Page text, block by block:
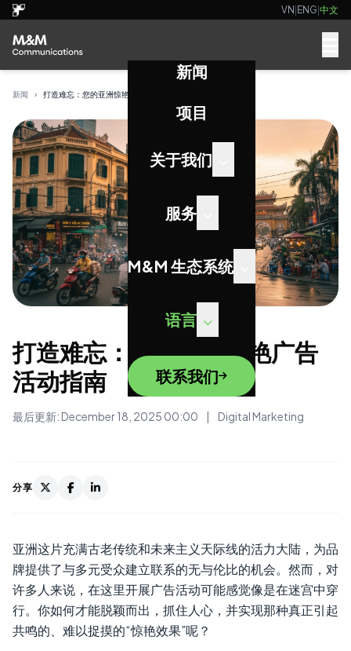
VN|ENG|中文
新闻
项目
关于我们
服务
M&M 生态系统
语言
联系我们
新闻 › 打造难忘：您的亚洲惊艳广告活动指南
打造难忘：您的亚洲惊艳广告
活动指南
最后更新: December 18, 2025 00:00 | Digital Marketing
分享
亚洲这片充满古老传统和未来主义天际线的活力大陆，为品
牌提供了与多元受众建立联系的无与伦比的机会。然而，对
许多人来说，在这里开展广告活动可能感觉像是在迷宫中穿
行。你如何才能脱颖而出，抓住人心，并实现那种真正引起
共鸣的、难以捉摸的“惊艳效果”呢？